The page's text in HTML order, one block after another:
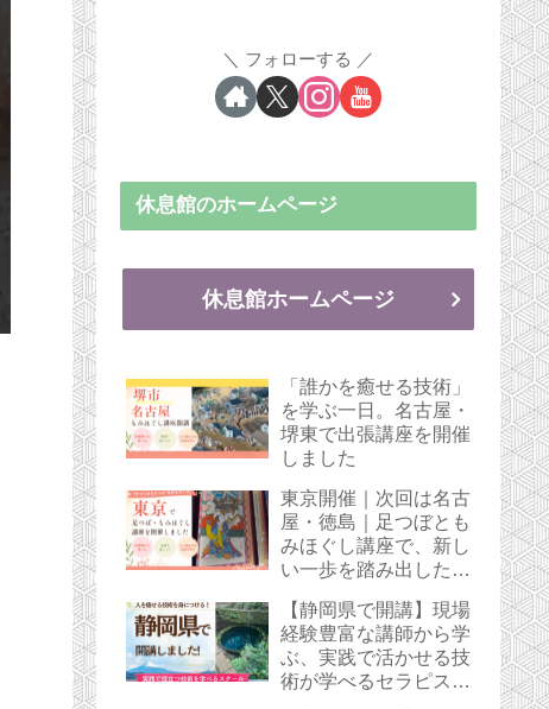
フォローする
休息館のホームページ
休息館ホームページ
「誰かを癒せる技術」
を学ぶ一日。名古屋・
堺東で出張講座を開催
しました
東京開催｜次回は名古
屋・徳島｜足つぼとも
みほぐし講座で、新し
い一歩を踏み出した受
【静岡県で開講】現場
経験豊富な講師から学
ぶ、実践で活かせる技
術が学べるセラピスト